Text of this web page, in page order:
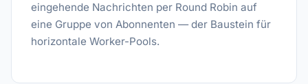
eingehende Nachrichten per Round Robin auf
eine Gruppe von Abonnenten — der Baustein für
horizontale Worker-Pools.